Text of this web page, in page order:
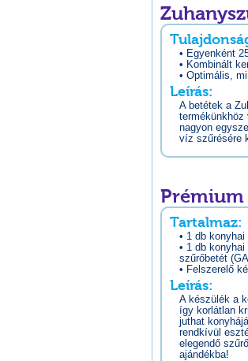
• Egyenként
• Kombinált
• Optimális,
Leírás:
A betétek a
termékünkhöz
nagyon
víz szűrésére
Prémium
Tartalmaz:
• 1 db
• 1 db
szűrőbetét
• Felszerelő
Leírás:
A készülék a
így korlátlan
juthat
rendkívül
elegendő
ajándékba!